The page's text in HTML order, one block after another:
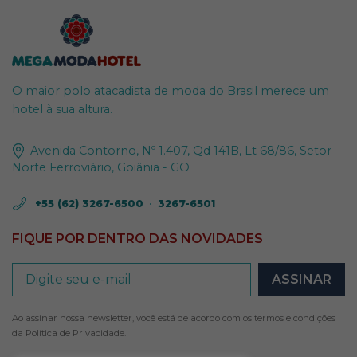
O maior polo atacadista de moda do Brasil merece um
hotel à sua altura.
Avenida Contorno, Nº 1.407, Qd 141B, Lt 68/86, Setor
Norte Ferroviário, Goiânia - GO
+55 (62) 3267-6500 • 3267-6501
FIQUE POR DENTRO DAS NOVIDADES
Ao assinar nossa newsletter, você está de acordo com os termos e condições
da Política de Privacidade.